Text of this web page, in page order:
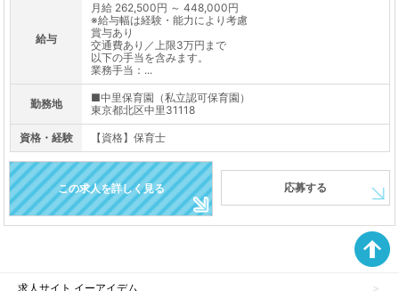
給与
月給 262,500円 ～ 448,000円
※給与幅は経験・能力により考慮
賞与あり
交通費あり／上限3万円まで
以下の手当を含みます。
業務手当：...
勤務地
■中里保育園（私立認可保育園）
東京都北区中里31118
資格・経験 【資格】保育士
この求人を詳しく見る 応募する
求人サイト イーアイデム